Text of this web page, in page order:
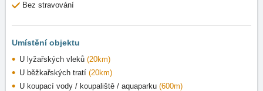
Bez stravování
Umístění objektu
U lyžařských vleků (20km)
U běžkařských tratí (20km)
U koupací vody / koupaliště / aquaparku (600m)